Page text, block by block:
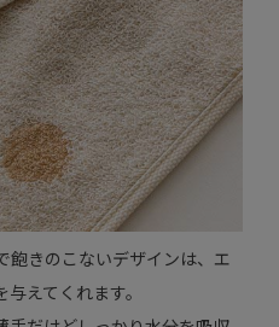
飽きのこないデザインは、エ
えてくれます。